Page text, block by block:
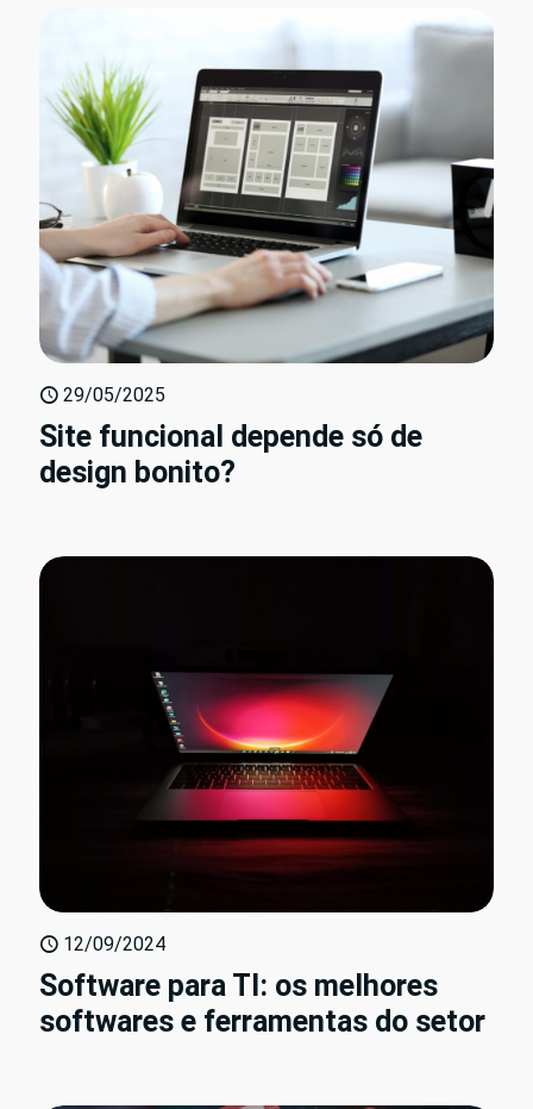
29/05/2025
Site funcional depende só de
design bonito?
12/09/2024
Software para TI: os melhores
softwares e ferramentas do setor